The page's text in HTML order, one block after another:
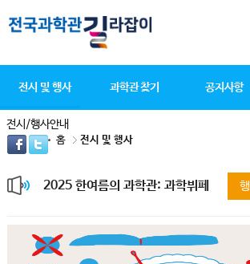
전시 및 행사
전시/행사안내
과학관 찾기 공지사항
홈 전시 및 행사
2025 한여름의 과학관: 과학뷔페